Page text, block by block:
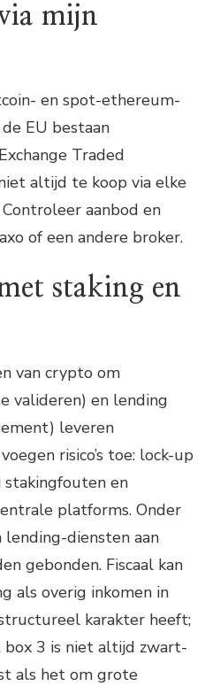
mijn
en spot-ethereum-
de EU bestaan
Traded
altijd te koop via elke
aanbod en
of een andere broker.
staking en
van crypto om
valideren) en lending
leveren
risico’s toe: lock-up
stakingfouten en
platforms. Onder
lending-diensten aan
gebonden. Fiscaal kan
als overig inkomen in
karakter heeft;
box 3 is niet altijd zwart-
als het om grote